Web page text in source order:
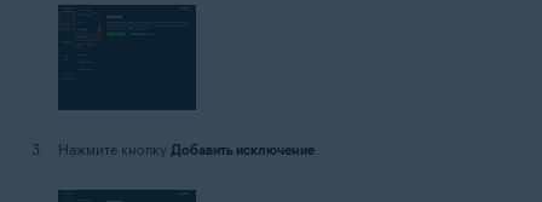
Нажмите кнопку Добавить исключение.